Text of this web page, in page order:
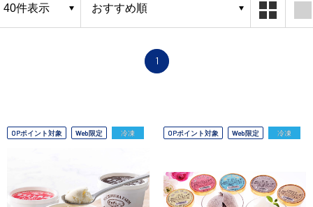
1
OPポイント対象 Web限定 冷凍 OPポイント対象 Web限定 冷凍